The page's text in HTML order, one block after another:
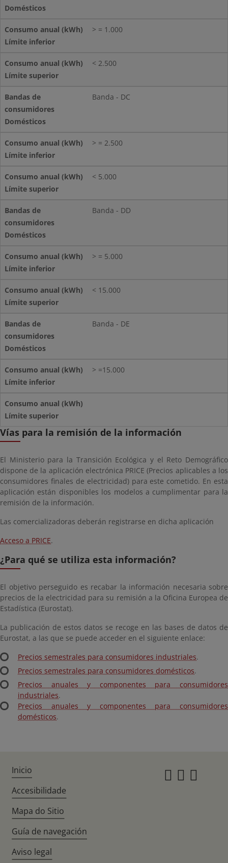
> = 1.000
< 2.500
Banda - DC
> = 2.500
< 5.000
Banda - DD
> = 5.000
< 15.000
Banda - DE
> =15.000
Vías para la remisión de la información
El Ministerio para la Transición Ecológica y el Reto Demográfico
dispone de la aplicación electrónica PRICE (Precios aplicables a los
consumidores finales de electricidad) para este cometido. En esta
aplicación están disponibles los modelos a cumplimentar para la
remisión de la información.
Las comercializadoras deberán registrarse en dicha aplicación
Acceso a PRICE.
¿Para qué se utiliza esta información?
El objetivo perseguido es recabar la información necesaria sobre
precios de la electricidad para su remisión a la Oficina Europea de
Estadística (Eurostat).
La publicación de estos datos se recoge en las bases de datos de
Eurostat, a las que se puede acceder en el siguiente enlace:
Precios semestrales para consumidores industriales.
Precios semestrales para consumidores domésticos.
Precios anuales y componentes para consumidores
industriales.
Precios anuales y componentes para consumidores
domésticos.
Inicio
Accesibilidade
Mapa do Sitio
Guía de navegación
Aviso legal